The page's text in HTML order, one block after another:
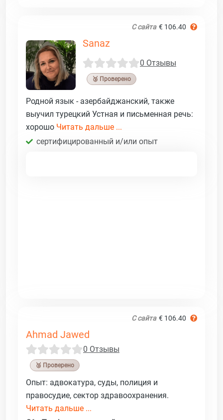
С сайта € 106.40
Sanaz
0 Отзывы
🥉 Проверено
Родной язык - азербайджанский, также
выучил турецкий Устная и письменная речь:
хорошо Читать дальше ...
сертифицированный и/или опыт
С сайта € 106.40
Ahmad Jawed
0 Отзывы
🥉 Проверено
Опыт: адвокатура, суды, полиция и
правосудие, сектор здравоохранения.
Читать дальше ...